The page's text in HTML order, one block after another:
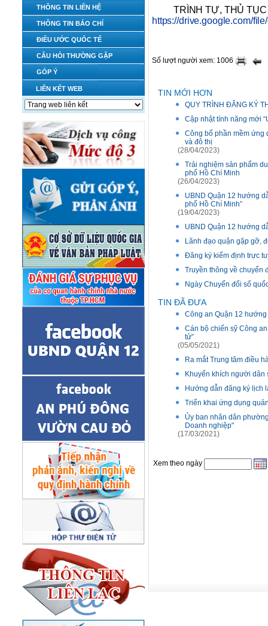
THÔNG TIN LIÊN HỆ
THÔNG TIN BÁO CHÍ
ĐIỀU ƯỚC QUỐC TẾ
CÂU HỎI THƯỜNG GẶP
GÓP Ý
LIÊN KẾT WEB
TRÌNH TỰ, THỦ
https://drive.google.com/
Số lượt người xem: 1006
TIN MỚI HƠN
QUY TRÌNH ĐĂNG KÝ
Cập nhật tính năng mới
Công bố phần mềm ứng
và đô thị
(28/04/2023)
Trải nghiệm sản phẩm
phố Hồ Chí Minh
(26/04/2023)
UBND Quận 12 hướng
phố Hồ Chí Minh”
(19/04/2023)
UBND Quận 12 hướng
Lãnh đạo quận gặp gỡ,
Đăng ký kiểm định trực
Truyền thông về chuyển
Ngày Chuyển đổi số
TIN ĐÃ ĐƯA
Công an Quận 12
Cán bộ chiến sỹ Công
tử”
(05/05/2021)
Ra mắt Trung tâm điều
Khuyến khích người dân
Hướng dẫn đăng ký lịch
Triển khai ứng dụng
Ủy ban nhân dân
Doanh nghiệp"
(17/03/2021)
Xem theo ngày